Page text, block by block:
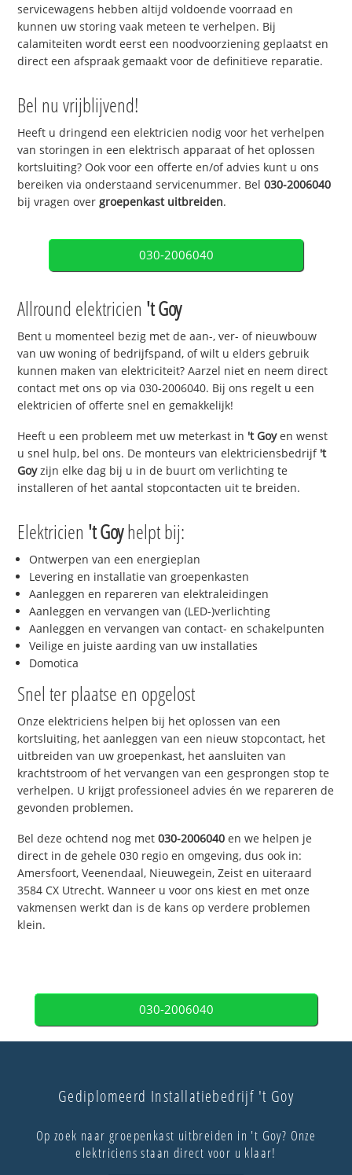
servicewagens hebben altijd voldoende voorraad en
kunnen uw storing vaak meteen te verhelpen. Bij
calamiteiten wordt eerst een noodvoorziening geplaatst en
direct een afspraak gemaakt voor de definitieve reparatie.
Bel nu vrijblijvend!
Heeft u dringend een elektricien nodig voor het verhelpen
van storingen in een elektrisch apparaat of het oplossen
kortsluiting? Ook voor een offerte en/of advies kunt u ons
bereiken via onderstaand servicenummer. Bel030-2006040
bij vragen over groepenkast uitbreiden.
030-2006040
Allround elektricien 't Goy
Bent u momenteel bezig met de aan-, ver- of nieuwbouw
van uw woning of bedrijfspand, of wilt u elders gebruik
kunnen maken van elektriciteit? Aarzel niet en neem direct
contact met ons op via 030-2006040. Bij ons regelt u een
elektricien of offerte snel en gemakkelijk!
Heeft u een probleem met uw meterkast in 't Goyen wenst
u snel hulp, bel ons. De monteurs van elektriciensbedrijf 't
Goyzijn elke dag bij u in de buurt om verlichting te
installeren of het aantal stopcontacten uit te breiden.
Elektricien 't Goyhelpt bij:
Ontwerpen van een energieplan
Levering en installatie van groepenkasten
Aanleggen en repareren van elektraleidingen
Aanleggen en vervangen van (LED-)verlichting
Aanleggen en vervangen van contact- en schakelpunten
Veilige en juiste aarding van uw installaties
Domotica
Snel ter plaatse en opgelost
Onze elektriciens helpen bij het oplossen van een
kortsluiting, het aanleggen van een nieuw stopcontact, het
uitbreiden van uw groepenkast, het aansluiten van
krachtstroom of het vervangen van een gesprongen stop te
verhelpen. U krijgt professioneel advies én we repareren de
gevonden problemen.
Bel deze ochtend nog met030-2006040 en we helpen je
direct in de gehele 030 regio en omgeving, dus ook in:
Amersfoort, Veenendaal, Nieuwegein, Zeist en uiteraard
3584 CX Utrecht. Wanneer u voor ons kiest en met onze
vakmensen werkt dan is de kans op verdere problemen
klein.
030-2006040
Gediplomeerd Installatiebedrijf 't Goy
Op zoek naar groepenkast uitbreiden in 't Goy? Onze
elektriciens staan direct voor u klaar!